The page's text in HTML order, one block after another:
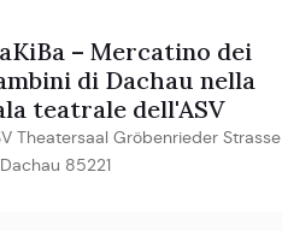
– Mercatino dei
di Dachau nella
teatrale dell'ASV
Theatersaal Gröbenrieder Strasse
Dachau 85221